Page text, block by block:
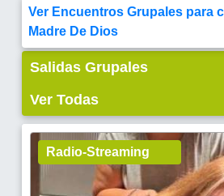
Ver Encuentros Grupales para
Madre De Dios
Salidas Grupales
Ver Todas
Radio-Streaming